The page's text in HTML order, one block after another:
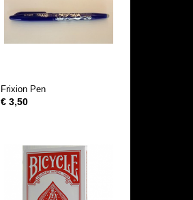
Frixion Pen
€ 3,50